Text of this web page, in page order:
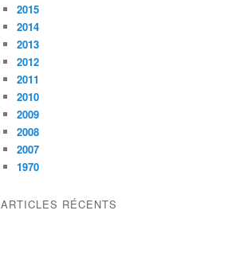
2015
2014
2013
2012
2011
2010
2009
2008
2007
1970
ARTICLES RÉCENTS